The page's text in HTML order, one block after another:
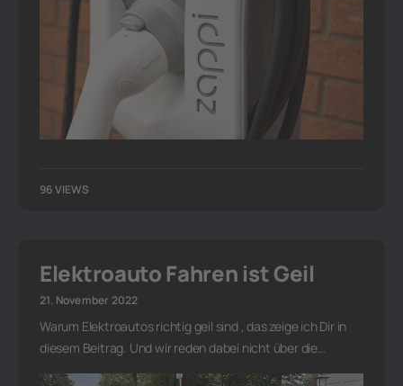
96 VIEWS
Elektroauto Fahren ist Geil
21. November 2022
Warum Elektroautos richtig geil sind , das zeige ich Dir in
diesem Beitrag. Und wir reden dabei nicht über die…